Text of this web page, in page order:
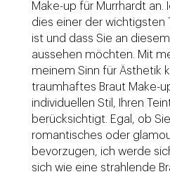
Make-up für Murrhardt an.
dies einer der wichtigsten
ist und dass Sie an
aussehen möchten. Mit
meinem Sinn für Ästhetik
traumhaftes Braut Make-
individuellen Stil, Ihren
berücksichtigt. Egal, ob
romantisches oder
bevorzugen, ich werde
sich wie eine strahlende